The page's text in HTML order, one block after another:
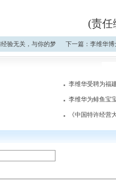
(责任
验无关，与你的梦 下一篇： 李维华博
李维华受聘为福
李维华为鲱鱼宝
《中国特许经营